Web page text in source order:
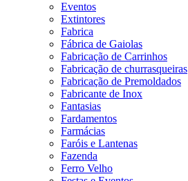
Eventos
Extintores
Fabrica
Fábrica de Gaiolas
Fabricação de Carrinhos
Fabricação de churrasqueiras
Fabricação de Premoldados
Fabricante de Inox
Fantasias
Fardamentos
Farmácias
Faróis e Lantenas
Fazenda
Ferro Velho